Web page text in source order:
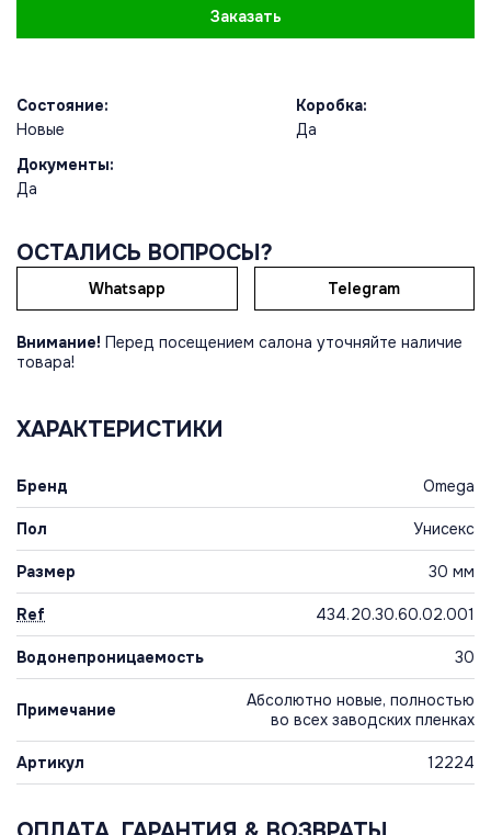
Заказать
Состояние:
Новые
Коробка:
Да
Документы:
Да
ОСТАЛИСЬ ВОПРОСЫ?
Whatsapp Telegram
Внимание! Перед посещением салона уточняйте наличие
товара!
ХАРАКТЕРИСТИКИ
Бренд Omega
Пол Унисекс
Размер 30 мм
Ref 434.20.30.60.02.001
Водонепроницаемость 30
Примечание
Абсолютно новые, полностью
во всех заводских пленках
Артикул 12224